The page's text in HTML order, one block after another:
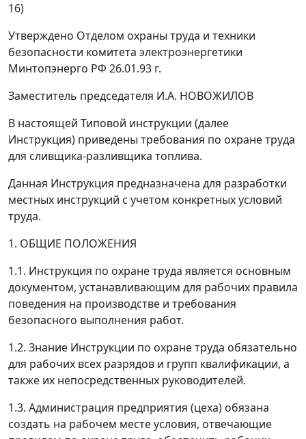
16)
Утверждено Отделом охраны труда и техники
безопасности комитета электроэнергетики
Минтопэнерго РФ 26.01.93 г.
Заместитель председателя И.А. НОВОЖИЛОВ
В настоящей Типовой инструкции (далее
Инструкция) приведены требования по охране труда
для сливщика-разливщика топлива.
Данная Инструкция предназначена для разработки
местных инструкций с учетом конкретных условий
труда.
1. ОБЩИЕ ПОЛОЖЕНИЯ
1.1. Инструкция по охране труда является основным
документом, устанавливающим для рабочих правила
поведения на производстве и требования
безопасного выполнения работ.
1.2. Знание Инструкции по охране труда обязательно
для рабочих всех разрядов и групп квалификации, а
также их непосредственных руководителей.
1.3. Администрация предприятия (цеха) обязана
создать на рабочем месте условия, отвечающие